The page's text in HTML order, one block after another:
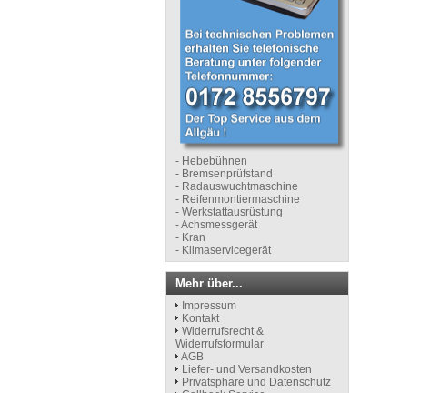
- Hebebühnen
- Bremsenprüfstand
- Radauswuchtmaschine
- Reifenmontiermaschine
- Werkstattausrüstung
- Achsmessgerät
- Kran
- Klimaservicegerät
Mehr über...
Impressum
Kontakt
Widerrufsrecht &
Widerrufsformular
AGB
Liefer- und Versandkosten
Privatsphäre und Datenschutz